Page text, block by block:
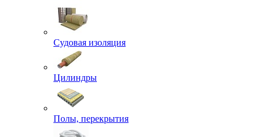
Судовая изоляция
Цилиндры
Полы, перекрытия